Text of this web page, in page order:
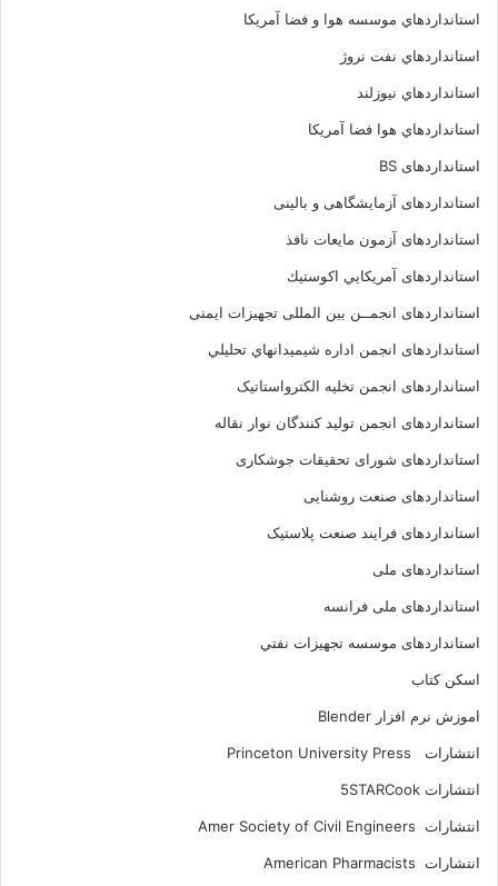
استانداردهاي موسسه هوا و فضا آمريکا
استانداردهاي نفت نروژ
استانداردهاي نيوزلند
استانداردهاي هوا فضا آمريکا
استانداردهای BS
استانداردهای آزمایشگاهی و بالینی
استانداردهای آزمون مایعات نافذ
استانداردهای آمريكايي اكوستيك
استانداردهای انجمــن بين المللى تجهيزات ايمنى
استانداردهای انجمن اداره شيميدانهاي تحليلي
استانداردهای انجمن تخليه الکترواستاتيک
استانداردهای انجمن توليد کنندگان نوار نقاله
استانداردهای شورای تحقیقات جوشکاری
استانداردهای صنعت روشنایی
استانداردهای فرايند صنعت پلاستيک
استانداردهای ملی
استانداردهای ملی فرانسه
استانداردهای موسسه تجهيزات نفتي
اسکن کتاب
اموزش نرم افزار Blender
انتشارات Princeton University Press
انتشارات ‎ 5STARCook
انتشارات Amer Society of Civil Engineers
انتشارات American Pharmacists